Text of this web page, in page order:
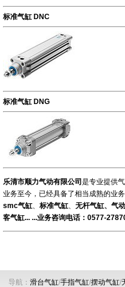
标准气缸 DNC
标准气缸 DNG
乐清市顺力气动有限公司 是专业提供
业务至今，已经具备了相当成熟的业
smc气缸、 标准气缸、 无杆气缸、气
客气缸... ...业务咨询电话：0577-
导航：滑台气缸/手指气缸/摆动气缸/